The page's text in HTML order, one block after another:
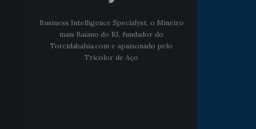
Business Intelligence Specialyst, o Mineiro
mais Baiano do RJ, fundador do
Torcidabahia.com e apaixonado pelo
Tricolor de Aço